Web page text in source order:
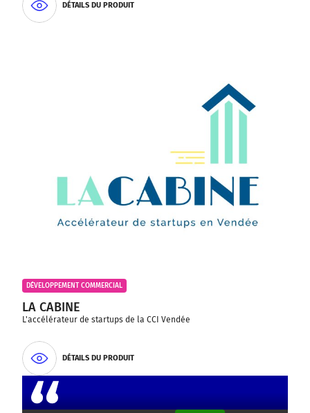
DÉTAILS DU PRODUIT
DÉVELOPPEMENT COMMERCIAL
LA CABINE
L'accélérateur de startups de la CCI Vendée
DÉTAILS DU PRODUIT